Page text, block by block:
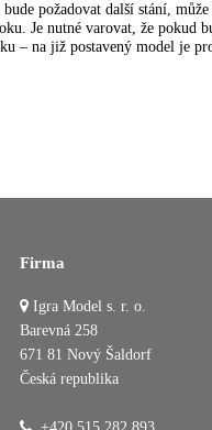
požadovat další stání,
Je nutné varovat, že pokud
– na již postavený model je
Firma
Igra Model s. r. o.
Barevná 258
671 81 Nový Šaldorf
Česká republika
Pokračovat v nákupu